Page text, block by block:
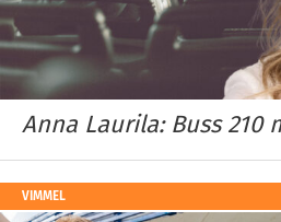
Anna Laurila: Buss 210
VIMMEL